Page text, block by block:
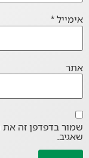
אימייל*
אתר
שמור בדפדפן זה
שאגיב.